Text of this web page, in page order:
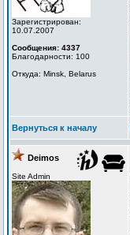
Зарегистрирован:
10.07.2007
Сообщения: 4337
Благодарности: 100
Откуда: Minsk, Belarus
Вернуться к началу
Deimos
Site Admin